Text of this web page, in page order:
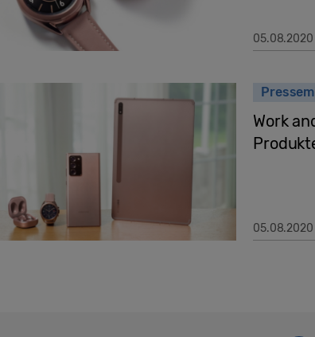
05.08.2020
Work
05.08.2020